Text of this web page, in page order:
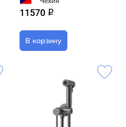
11570 q
В корзину